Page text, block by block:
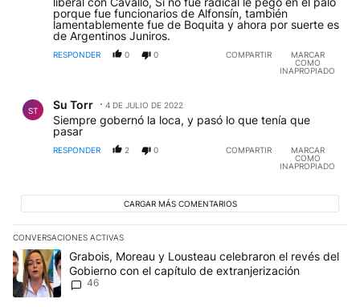
porque fue funcionarios de Alfonsín, también
lamentablemente fue de Boquita y ahora por suerte es
de Argentinos Juniros.
RESPONDER 0 0 COMPARTIR
MARCAR
COMO
INAPROPIADO
ST Su Torr 4 DE JULIO DE 2022
Siempre gobernó la loca, y pasó lo que tenía que
pasar
RESPONDER 2 0 COMPARTIR
MARCAR
COMO
INAPROPIADO
CARGAR MÁS COMENTARIOS
CONVERSACIONES ACTIVAS
Este listado muestra los artículos con más comentarios en los
Un artículo de tendencia con el título "Grabois, Moreau y
Grabois, Moreau y Lousteau celebraron el revés del
Gobierno con el capítulo de extranjerización
46